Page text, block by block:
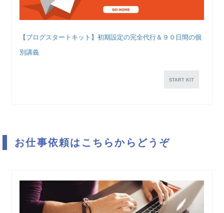
【ブログスタートキット】初期設定の完全代行＆９０日間の個
別講義
START KIT
お仕事依頼はこちらからどうぞ